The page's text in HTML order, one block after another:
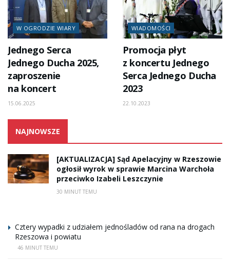
W OGRODZIE WIARY
Jednego Serca
Jednego Ducha 2025,
zaproszenie
na koncert
15.06.2025
WIADOMOŚCI
Promocja płyt
z koncertu Jednego
Serca Jednego Ducha
2023
22.10.2023
NAJNOWSZE
[AKTUALIZACJA] Sąd Apelacyjny w Rzeszowie
ogłosił wyrok w sprawie Marcina Warchoła
przeciwko Izabeli Leszczynie
30 MINUT TEMU
Cztery wypadki z udziałem jednośladów od rana na drogach
Rzeszowa i powiatu
46 MINUT TEMU